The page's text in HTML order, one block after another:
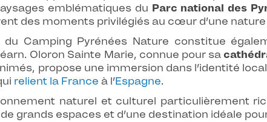
emblématiques du Parc national des
des moments privilégiés au cœur d’une
du Camping Pyrénées Nature constitue
Oloron Sainte Marie, connue pour sa
propose une immersion dans l’identité
relient la France à l’Espagne.
naturel et culturel particulièrement
grands espaces et d’une destination idéale